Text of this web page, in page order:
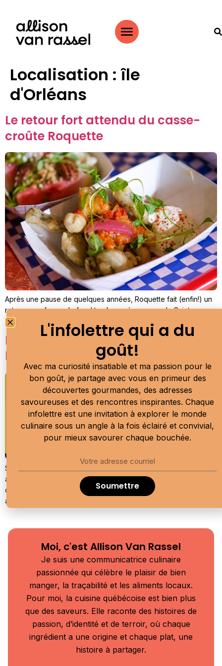
Localisation : île
d'Orléans
Le retour fort attendu du casse-
croûte Roquette
Après une pause de quelques années, Roquette fait (enfin!) un
retour sous forme de food truck ancré au cœur de Saint-
Laurent-de-l’Île-d’Orléans.
La pomme Orléans voit le jour à
l’île d’Orléans
Sucrée, juteuse et incroyablement croquante, la pomme Orléans
a tout pour elle. Cette nouvelle variété développée sur l’île
d’Orléans, une variété dite « parfaite », est enfin commercialisée
après 24 ans d’efforts.
Moi, c'est Allison Van Rassel
Je suis une communicatrice culinaire
passionnée qui célèbre le plaisir de bien
manger, la traçabilité et les aliments locaux.
Pour moi, la cuisine québécoise est bien plus
que des saveurs. Elle raconte des histoires de
passion, d’identité et de terroir, où chaque
ingrédient a une origine et chaque plat, une
histoire à partager.
L'infolettre qui a du
goût!
Avec ma curiosité insatiable et ma passion pour le
bon goût, je partage avec vous en primeur des
découvertes gourmandes, des adresses
savoureuses et des rencontres inspirantes. Chaque
infolettre est une invitation à explorer le monde
culinaire sous un angle à la fois éclairé et convivial,
pour mieux savourer chaque bouchée.
Soumettre